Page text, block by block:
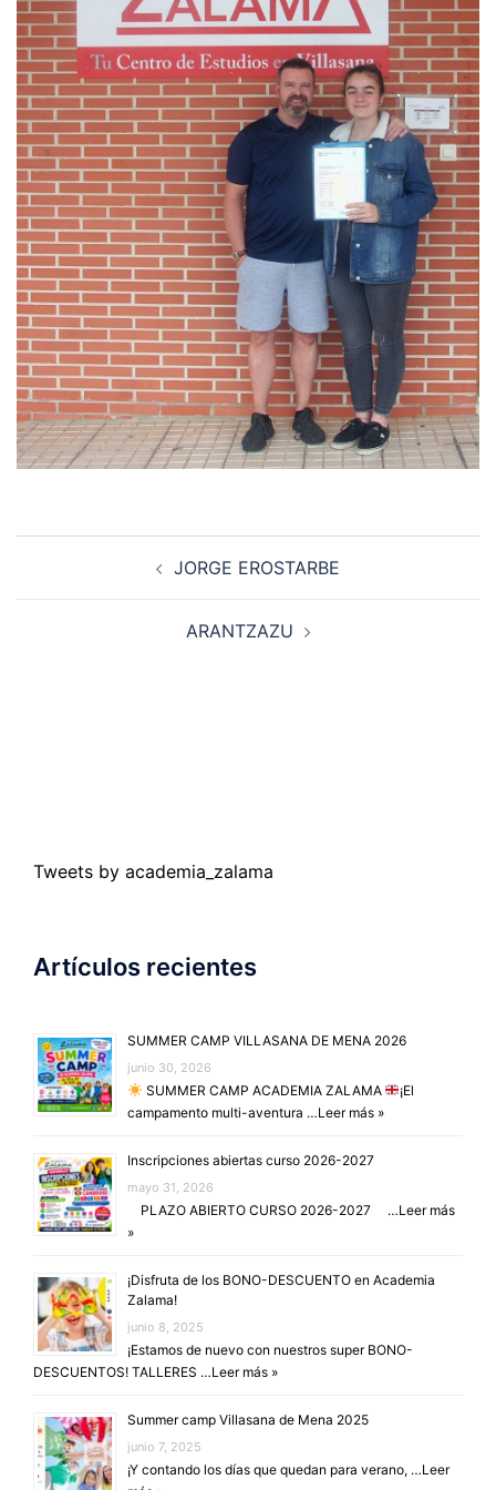
JORGE EROSTARBE
ARANTZAZU
Tweets by academia_zalama
Artículos recientes
SUMMER CAMP VILLASANA DE MENA 2026
junio 30, 2026
SUMMER CAMP ACADEMIA ZALAMA
¡El
campamento multi-aventura …Leer más »
Inscripciones abiertas curso 2026-2027
mayo 31, 2026
PLAZO ABIERTO CURSO 2026-2027 …Leer más
»
¡Disfruta de los BONO-DESCUENTO en Academia
Zalama!
junio 8, 2025
¡Estamos de nuevo con nuestros super BONO-
DESCUENTOS! TALLERES …Leer más »
Summer camp Villasana de Mena 2025
junio 7, 2025
¡Y contando los días que quedan para verano, …Leer